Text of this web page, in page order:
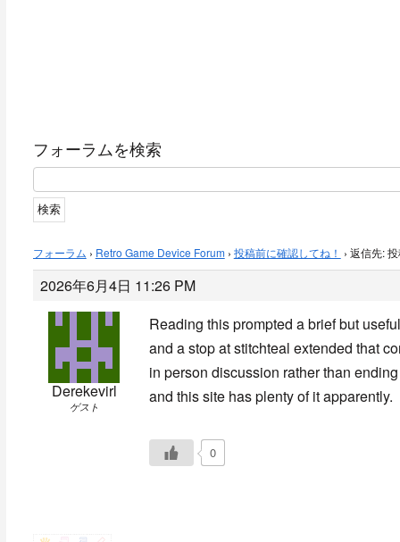
フォーラムを検索
フォーラム › Retro Game Device Forum › 投稿前に確認してね！ › 返信先:
2026年6月4日 11:26 PM
Derekevirl
ゲスト
Reading this prompted a brief but
and a stop atstitchteal extended that
in person discussion rather than
and this site has plenty of it apparently.
0